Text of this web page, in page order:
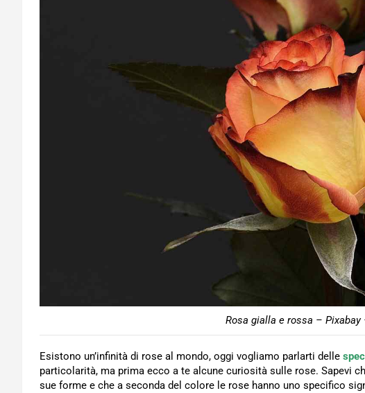
Rosa gialla e rossa – Pixabay
Esistono un’infinità di rose al mondo, oggi vogliamo parlarti delle
particolarità, ma prima ecco a te alcune curiosità sulle rose. Sapevi
sue forme e che a seconda del colore le rose hanno uno specifico